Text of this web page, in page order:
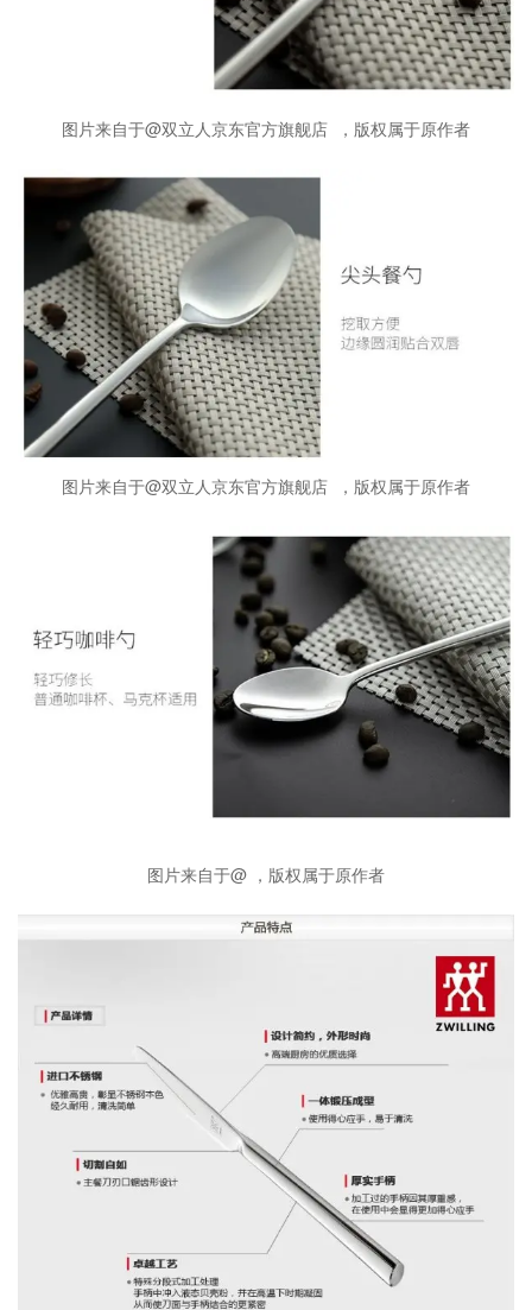
图片来自于@双立人京东官方旗舰店 ，版权属于原作者
图片来自于@双立人京东官方旗舰店 ，版权属于原作者
图片来自于@ ，版权属于原作者